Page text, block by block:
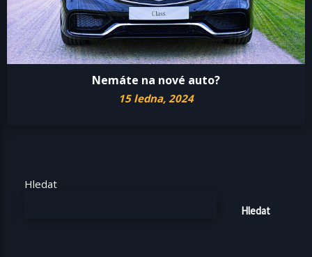
Nemáte na nové auto?
15 ledna, 2024
Hledat
Hledat